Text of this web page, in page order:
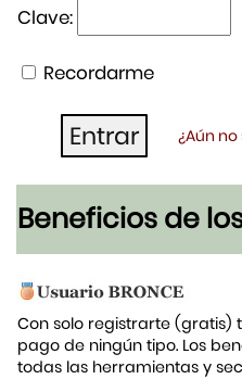
Clave:
Recordarme
¿Aún no
Beneficios de
Con solo registrarte (gratis)
pago de ningún tipo. Los
todas las herramientas y